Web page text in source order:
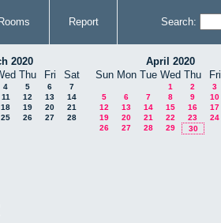
Rooms Report Search:
2020
Thu Fri Sat
4 5 6
7
11 12 13
14
18 19 20
21
25 26 27
28
April 2020
Sun Mon Tue Wed Thu Fri
1 2 3
5
6 7 8 9 10
12
13 14 15 16 17
19
20 21 22 23 24
26
27 28 29 30